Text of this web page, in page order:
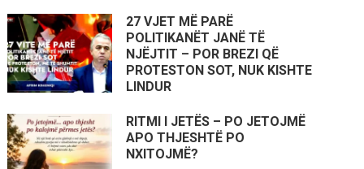
27 VJET MË PARË
POLITIKANËT JANË TË
NJËJTIT – POR BREZI QË
PROTESTON SOT, NUK KISHTE
LINDUR
RITMI I JETËS – PO JETOJMË
APO THJESHTË PO
NXITOJMË?